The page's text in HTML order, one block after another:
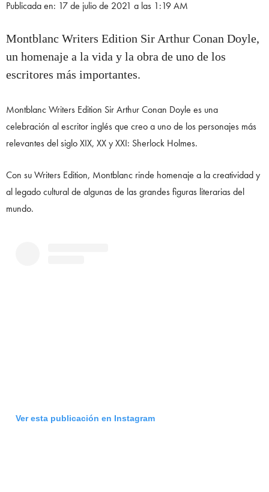
Publicada en: 17 de julio de 2021 a las 1:19 AM
Montblanc Writers Edition Sir Arthur Conan Doyle,
un homenaje a la vida y la obra de uno de los
escritores más importantes.
Montblanc Writers Edition Sir Arthur Conan Doyle es una
celebración al escritor inglés que creo a uno de los personajes más
relevantes del siglo XIX, XX y XXI: Sherlock Holmes.
Con su Writers Edition, Montblanc rinde homenaje a la creatividad y
al legado cultural de algunas de las grandes figuras literarias del
mundo.
Ver esta publicación en Instagram